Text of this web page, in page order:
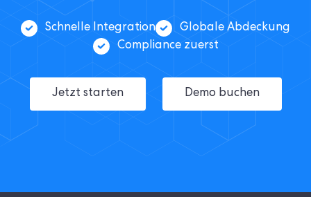
Schnelle Integration
Globale Abdeckung
Compliance zuerst
Jetzt starten Demo buchen